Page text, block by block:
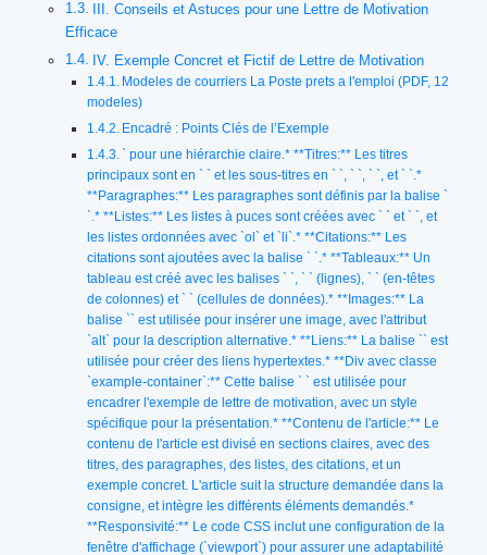
III. Conseils et Astuces pour une Lettre de Motivation
Efficace
IV. Exemple Concret et Fictif de Lettre de Motivation
Modeles de courriers La Poste prets a l'emploi (PDF, 12
modeles)
Encadré : Points Clés de l’Exemple
` pour une hiérarchie claire.* **Titres:** Les titres
principaux sont en ` ` et les sous-titres en ` `, ` `, ` `, et ` `.*
**Paragraphes:** Les paragraphes sont définis par la balise `
`.* **Listes:** Les listes à puces sont créées avec ` ` et ` `, et
les listes ordonnées avec `ol` et `li`.* **Citations:** Les
citations sont ajoutées avec la balise ` `.* **Tableaux:** Un
tableau est créé avec les balises ` `, ` ` (lignes), ` ` (en-têtes
de colonnes) et ` ` (cellules de données).* **Images:** La
balise `` est utilisée pour insérer une image, avec l'attribut
`alt` pour la description alternative.* **Liens:** La balise `` est
utilisée pour créer des liens hypertextes.* **Div avec classe
`example-container`:** Cette balise ` ` est utilisée pour
encadrer l'exemple de lettre de motivation, avec un style
spécifique pour la présentation.* **Contenu de l'article:** Le
contenu de l'article est divisé en sections claires, avec des
titres, des paragraphes, des listes, des citations, et un
exemple concret. L'article suit la structure demandée dans la
consigne, et intègre les différents éléments demandés.*
**Responsivité:** Le code CSS inclut une configuration de la
fenêtre d'affichage (`viewport`) pour assurer une adaptabilité